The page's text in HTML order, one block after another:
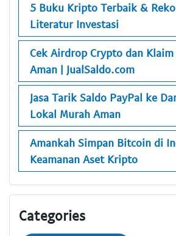
5 Buku Kripto Terbaik &
Literatur Investasi
Cek Airdrop Crypto dan
Aman | JualSaldo.com
Jasa Tarik Saldo PayPal ke
Lokal Murah Aman
Amankah Simpan Bitcoin di
Keamanan Aset Kripto
Categories